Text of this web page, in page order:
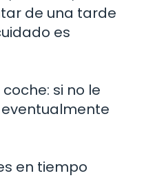
de una tarde
es
si no le
en tiempo